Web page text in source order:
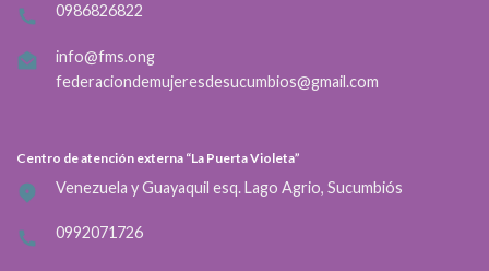
0986826822
info@fms.ong
federaciondemujeresdesucumbios@gmail.com
Centro de atención externa “La Puerta Violeta”
Venezuela y Guayaquil esq. Lago Agrio, Sucumbiós
0992071726